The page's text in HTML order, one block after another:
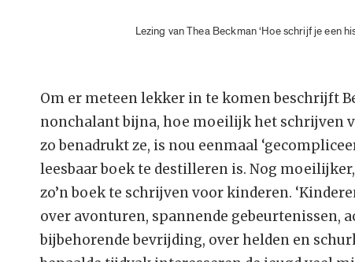
Lezing van Thea Beckman ‘Hoe schrijf je een
Om er meteen lekker in te komen beschrijft
nonchalant bijna, hoe moeilijk het schrijven
zo benadrukt ze, is nou eenmaal
leesbaar boek te destilleren is. Nog
zo’n boek te schrijven voor kinderen.
over avonturen, spannende
bijbehorende bevrijding, over helden en